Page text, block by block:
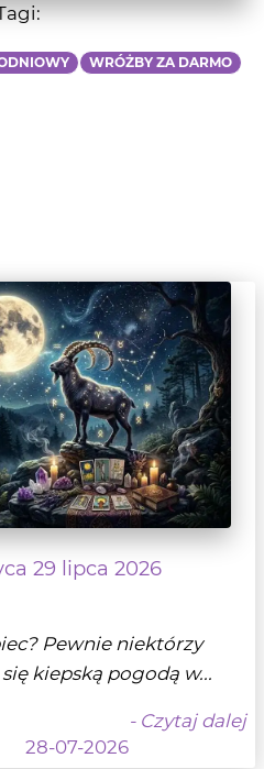
WRÓŻBY ZA DARMO
29 lipca 2026
Pewnie niektórzy
kiepską pogodą w...
- Czytaj dalej
28-07-2026